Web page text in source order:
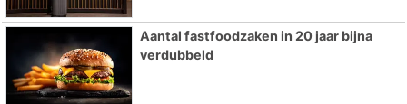
Aantal fastfoodzaken in 20 jaar bijna
verdubbeld